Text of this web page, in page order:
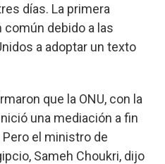
días. La primera
debido a las
a adoptar un texto
que la ONU, con la
una mediación a fin
el ministro de
Sameh Choukri, dijo